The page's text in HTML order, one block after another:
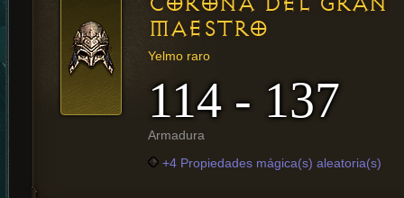
MAESTRO
Yelmo raro
114 - 137
Armadura
+4 Propiedades mágica(s) aleatoria(s)